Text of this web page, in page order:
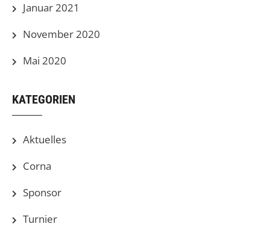
Januar 2021
November 2020
Mai 2020
KATEGORIEN
Aktuelles
Corna
Sponsor
Turnier